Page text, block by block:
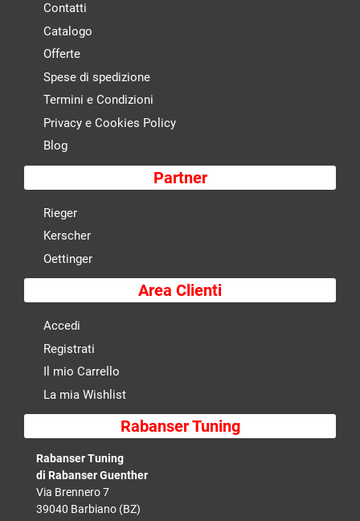
Contatti
Catalogo
Offerte
Spese di spedizione
Termini e Condizioni
Privacy e Cookies Policy
Blog
Partner
Rieger
Kerscher
Oettinger
Area Clienti
Accedi
Registrati
Il mio Carrello
La mia Wishlist
Rabanser Tuning
Rabanser Tuning
di Rabanser Guenther
Via Brennero 7
39040 Barbiano (BZ)